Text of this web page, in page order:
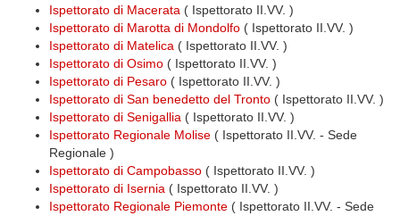
Ispettorato di Macerata ( Ispettorato II.VV. )
Ispettorato di Marotta di Mondolfo ( Ispettorato II.VV. )
Ispettorato di Matelica ( Ispettorato II.VV. )
Ispettorato di Osimo ( Ispettorato II.VV. )
Ispettorato di Pesaro ( Ispettorato II.VV. )
Ispettorato di San benedetto del Tronto ( Ispettorato II.VV. )
Ispettorato di Senigallia ( Ispettorato II.VV. )
Ispettorato Regionale Molise ( Ispettorato II.VV. - Sede
Regionale )
Ispettorato di Campobasso ( Ispettorato II.VV. )
Ispettorato di Isernia ( Ispettorato II.VV. )
Ispettorato Regionale Piemonte ( Ispettorato II.VV. - Sede